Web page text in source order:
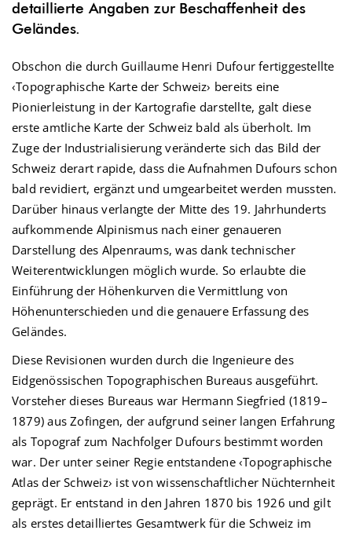
detaillierte Angaben zur Beschaffenheit des
Geländes.
Obschon die durch Guillaume Henri Dufour fertiggestellte
‹Topographische Karte der Schweiz› bereits eine
Pionierleistung in der Kartografie darstellte, galt diese
erste amtliche Karte der Schweiz bald als überholt. Im
Zuge der Industrialisierung veränderte sich das Bild der
Schweiz derart rapide, dass die Aufnahmen Dufours schon
bald revidiert, ergänzt und umgearbeitet werden mussten.
Darüber hinaus verlangte der Mitte des 19. Jahrhunderts
aufkommende Alpinismus nach einer genaueren
Darstellung des Alpenraums, was dank technischer
Weiterentwicklungen möglich wurde. So erlaubte die
Einführung der Höhenkurven die Vermittlung von
Höhenunterschieden und die genauere Erfassung des
Geländes.
Diese Revisionen wurden durch die Ingenieure des
Eidgenössischen Topographischen Bureaus ausgeführt.
Vorsteher dieses Bureaus war Hermann Siegfried (1819–
1879) aus Zofingen, der aufgrund seiner langen Erfahrung
als Topograf zum Nachfolger Dufours bestimmt worden
war. Der unter seiner Regie entstandene ‹Topographische
Atlas der Schweiz› ist von wissenschaftlicher Nüchternheit
geprägt. Er entstand in den Jahren 1870 bis 1926 und gilt
als erstes detailliertes Gesamtwerk für die Schweiz im